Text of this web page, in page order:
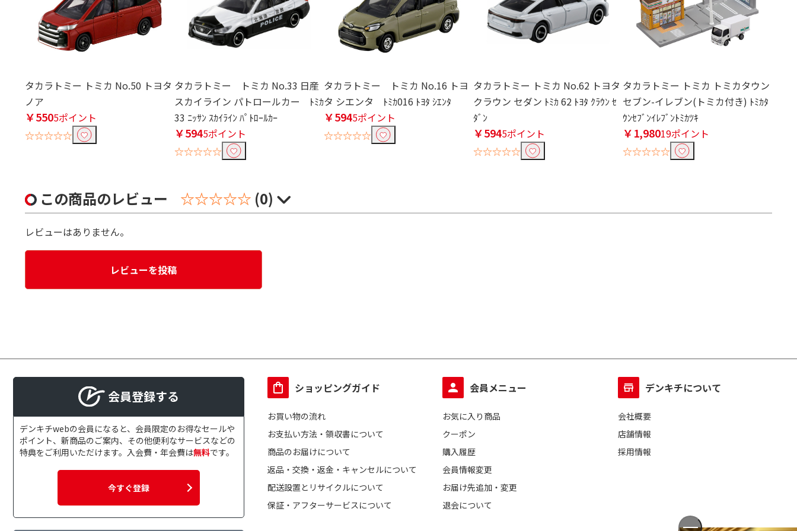
タカラトミー トミカ No.50 トヨタ
ノア
￥5505ポイント
☆☆☆☆☆
タカラトミー トミカ No.33 日産
スカイライン パトロールカー ﾄﾐｶ
33 ﾆｯｻﾝ ｽｶｲﾗｲﾝ ﾊﾟﾄﾛｰﾙｶｰ
￥5945ポイント
☆☆☆☆☆
タカラトミー トミカ No.16 トヨ
タ シエンタ ﾄﾐｶ016 ﾄﾖﾀ ｼｴﾝﾀ
￥5945ポイント
☆☆☆☆☆
タカラトミー トミカ No.62 トヨタ
クラウン セダン ﾄﾐｶ 62 ﾄﾖﾀ ｸﾗｳﾝ ｾ
ﾀﾞﾝ
￥5945ポイント
☆☆☆☆☆
タカラトミー トミカ トミカタウン
セブン-イレブン(トミカ付き) ﾄﾐｶﾀ
ｳﾝｾﾌﾞﾝｲﾚﾌﾞﾝﾄﾐｶﾂｷ
￥1,98019ポイント
☆☆☆☆☆
この商品のレビュー ☆☆☆☆☆ (0)
レビューはありません。
レビューを投稿
会員登録する
デンキチwebの会員になると、会員限定のお得なセールや
ポイント、新商品のご案内、その他便利なサービスなどの
特典をご利用いただけます。入会費・年会費は無料です。
今すぐ登録
ショッピングガイド
お買い物の流れ
お支払い方法・領収書について
商品のお届けについて
返品・交換・返金・キャンセルについて
配送設置とリサイクルについて
保証・アフターサービスについて
会員メニュー
お気に入り商品
クーポン
購入履歴
会員情報変更
お届け先追加・変更
退会について
デンキチについて
会社概要
店舗情報
採用情報